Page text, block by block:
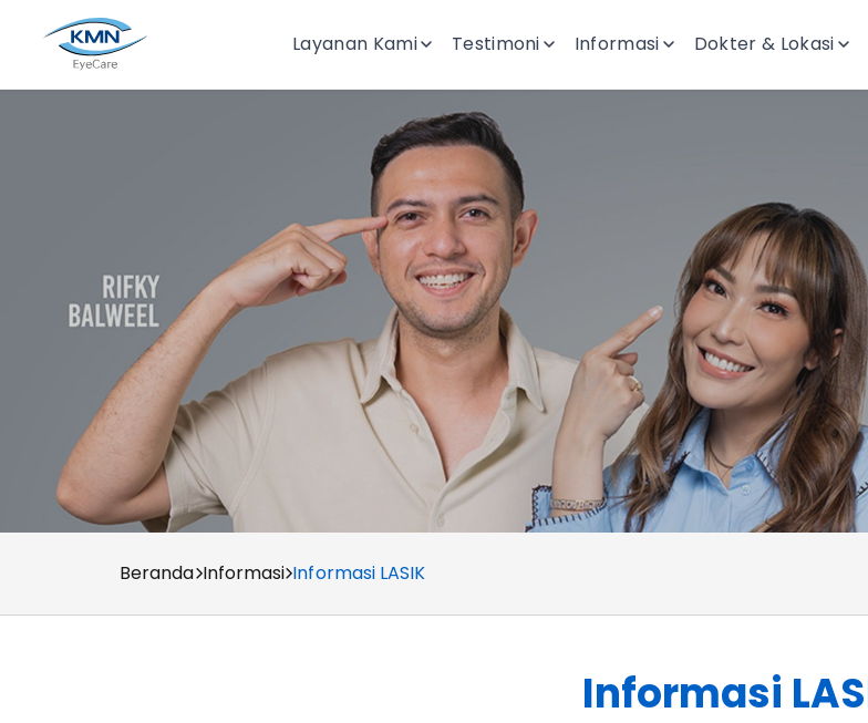
Layanan Kami Testimoni Informasi Dokter & Lokasi
Beranda Informasi Informasi LASIK
Informasi